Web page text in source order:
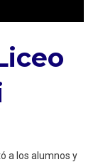
a los alumnos y